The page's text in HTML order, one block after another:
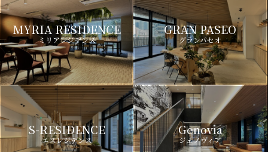
MYRIA RESIDENCE
ミリアレジデンス
GRAN PASEO
グランパセオ
S-RESIDENCE
エスレジデンス
Genovia
ジェノヴィア